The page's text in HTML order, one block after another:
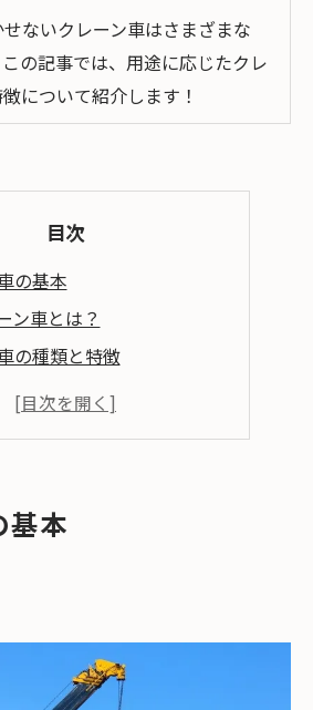
ないクレーン車はさまざまな
の記事では、用途に応じたクレ
について紹介します！
目次
の基本
ン車とは？
の種類と特徴
：トラッククレーン
道クレーン
：浮きクレーン
基本